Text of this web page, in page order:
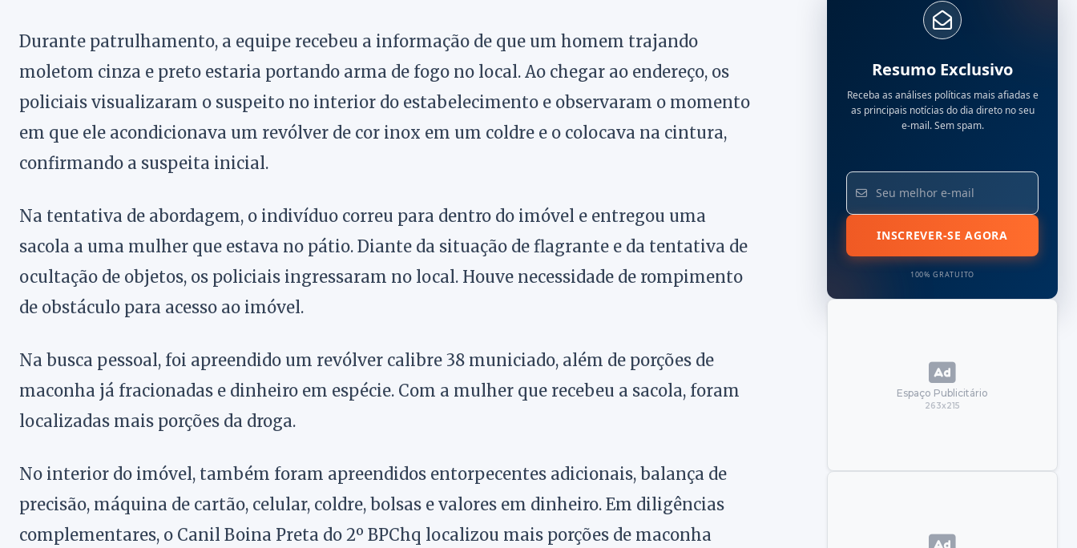
Durante patrulhamento, a equipe recebeu a informação de que um homem trajando
moletom cinza e preto estaria portando arma de fogo no local. Ao chegar ao endereço, os
policiais visualizaram o suspeito no interior do estabelecimento e observaram o momento
em que ele acondicionava um revólver de cor inox em um coldre e o colocava na cintura,
confirmando a suspeita inicial.
Na tentativa de abordagem, o indivíduo correu para dentro do imóvel e entregou uma
sacola a uma mulher que estava no pátio. Diante da situação de flagrante e da tentativa de
ocultação de objetos, os policiais ingressaram no local. Houve necessidade de rompimento
de obstáculo para acesso ao imóvel.
Na busca pessoal, foi apreendido um revólver calibre 38 municiado, além de porções de
maconha já fracionadas e dinheiro em espécie. Com a mulher que recebeu a sacola, foram
localizadas mais porções da droga.
No interior do imóvel, também foram apreendidos entorpecentes adicionais, balança de
precisão, máquina de cartão, celular, coldre, bolsas e valores em dinheiro. Em diligências
complementares, o Canil Boina Preta do 2º BPChq localizou mais porções de maconha
Resumo Exclusivo
Receba as análises políticas mais afiadas e
as principais notícias do dia direto no seu
e-mail. Sem spam.
INSCREVER-SE AGORA
100% GRATUITO
Espaço Publicitário
263x215